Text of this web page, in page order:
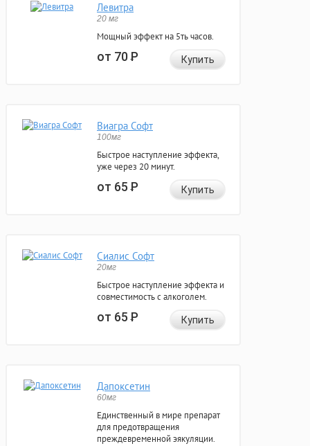
Левитра
20 мг
Мощный эффект на 5ть часов.
от 70Р Купить
Виагра Софт
100мг
Быстрое наступление эффекта,
уже через 20 минут.
от 65Р Купить
Сиалис Софт
20мг
Быстрое наступление эффекта и
совместимость с алкоголем.
от 65Р Купить
Дапоксетин
60мг
Единственный в мире препарат
для предотвращения
преждевременной эякуляции.